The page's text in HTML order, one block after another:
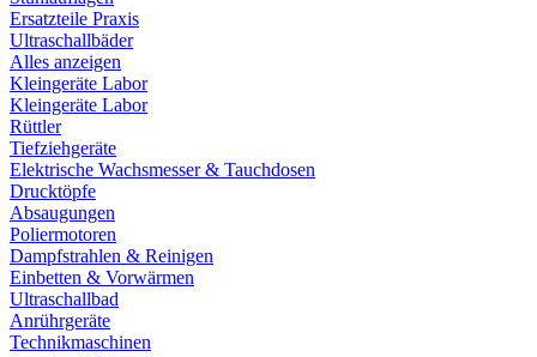
Ersatzteile Praxis
Ultraschallbäder
Alles anzeigen
Kleingeräte Labor
Kleingeräte Labor
Rüttler
Tiefziehgeräte
Elektrische Wachsmesser & Tauchdosen
Drucktöpfe
Absaugungen
Poliermotoren
Dampfstrahlen & Reinigen
Einbetten & Vorwärmen
Ultraschallbad
Anrührgeräte
Technikmaschinen